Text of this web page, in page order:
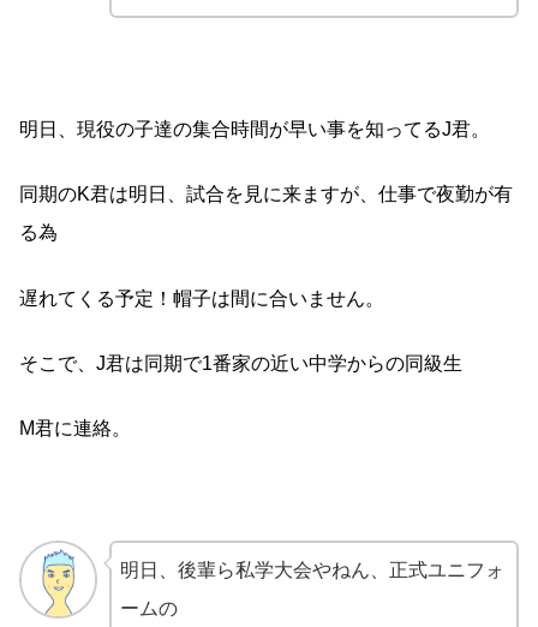
明日、現役の子達の集合時間が早い事を知ってるJ君。
同期のK君は明日、試合を見に来ますが、仕事で夜勤が有
る為
遅れてくる予定！帽子は間に合いません。
そこで、J君は同期で1番家の近い中学からの同級生
M君に連絡。
明日、後輩ら私学大会やねん、正式ユニフォ
ームの